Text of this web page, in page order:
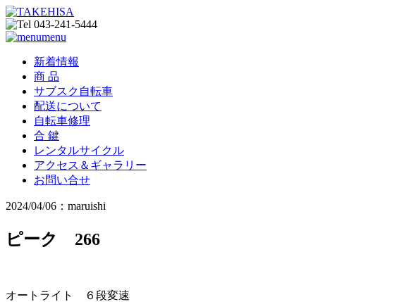
menu
新着情報
商 品
サブスク自転車
配送について
自転車修理
合 鍵
レンタルサイクル
アクセス＆ギャラリー
お問い合せ
2024/04/06：maruishi
ピーク 266
オートライト ６段変速